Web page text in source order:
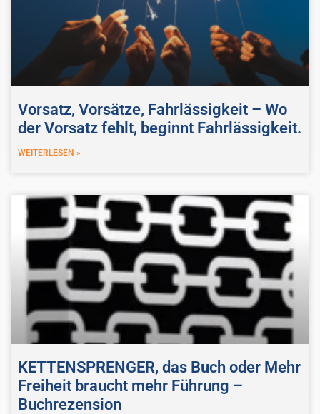
Vorsatz, Vorsätze, Fahrlässigkeit – Wo
der Vorsatz fehlt, beginnt Fahrlässigkeit.
WEITERLESEN »
KETTENSPRENGER, das Buch oder Mehr
Freiheit braucht mehr Führung –
Buchrezension